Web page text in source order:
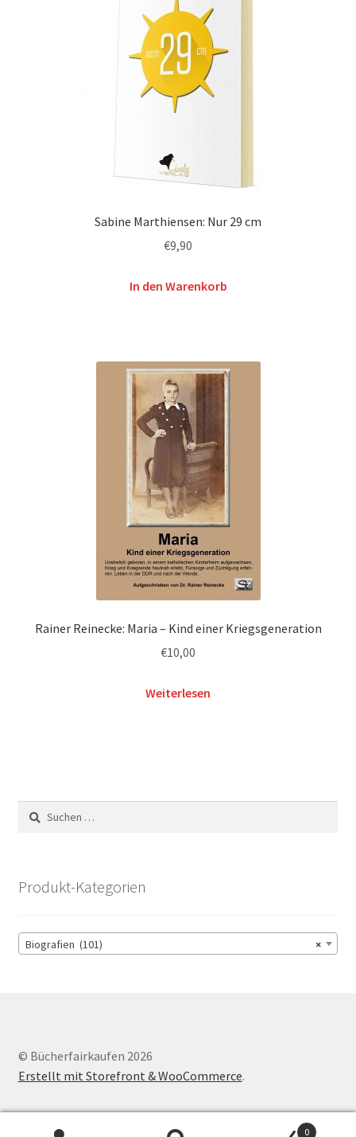
Sabine Marthiensen: Nur 29 cm
€9,90
In den Warenkorb
Rainer Reinecke: Maria – Kind einer Kriegsgeneration
€10,00
Weiterlesen
Suchen
nach:
Produkt-Kategorien
×
Biografien (101)
© Bücherfairkaufen 2026
Erstellt mit Storefront & WooCommerce.
0